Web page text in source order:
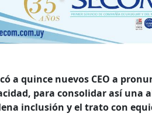
a quince nuevos CEO a
para consolidar así una
inclusión y el trato con